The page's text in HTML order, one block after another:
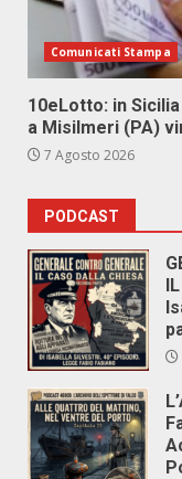
Comunicati Stampa
10eLotto: in
a Misilmeri (PA)
7 Agosto 2026
PODCAST